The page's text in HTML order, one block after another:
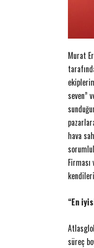
Murat
seven”
hava
“En
süreç